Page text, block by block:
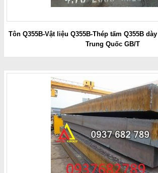
Tôn Q355B-Vật liệu Q355B-Thép tấm Q355B
Trung Quốc GB/T